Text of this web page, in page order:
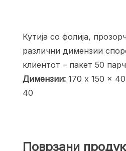
Кутија со фолија,
различни димензии
клиентот – пакет 50
Димензии: 170 x 150 x
40
Поврзани